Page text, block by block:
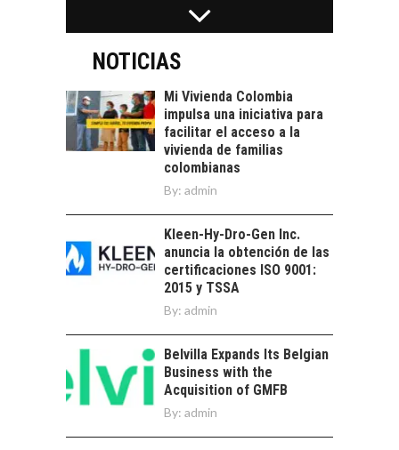
estratégica de los
recursos humanos en
FINANCIAMIENTO
PARA PYMES EN
ALTERNATIVAS MÁS
ALLÁ DEL CRÉDITO
BANCARIO
Financiamiento para
pymes en Chile:
alternativas que
trascienden el
EL CRECIMIENTO DE
LOS SERVICIOS
EXPORTADOS DESDE
CHILE
El auge de las
exportaciones de
servicios digitales en
TORRES DEL PAINE Y
SU APORTE AL
TURISMO Y LA
ECONOMÍA REGIONAL
Torres del Paine:
motor clave del
turismo y la
NOTICIAS
Mi Vivienda Colombia
impulsa una iniciativa para
facilitar el acceso a la
vivienda de familias
colombianas
By: admin
Kleen-Hy-Dro-Gen Inc.
anuncia la obtención de las
certificaciones ISO 9001:
2015 y TSSA
By: admin
Belvilla Expands Its Belgian
Business with the
Acquisition of GMFB
By: admin